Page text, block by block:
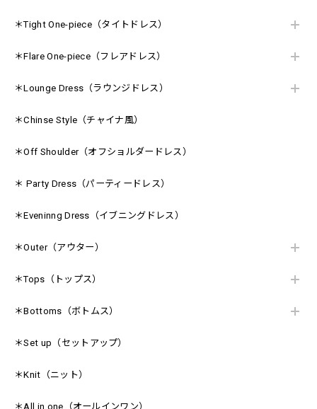
＊Tight One-piece（タイトドレス）
＊Flare One-piece（フレアドレス）
＊Lounge Dress（ラウンジドレス）
＊Chinse Style（チャイナ風）
＊Off Shoulder（オフショルダードレス）
＊ Party Dress（パーティードレス）
＊Eveninng Dress（イブニングドレス）
＊Outer（アウター）
＊Tops（トップス）
＊Bottoms（ボトムス）
＊Set up（セットアップ）
＊Knit（ニット）
＊All in one（オールインワン）